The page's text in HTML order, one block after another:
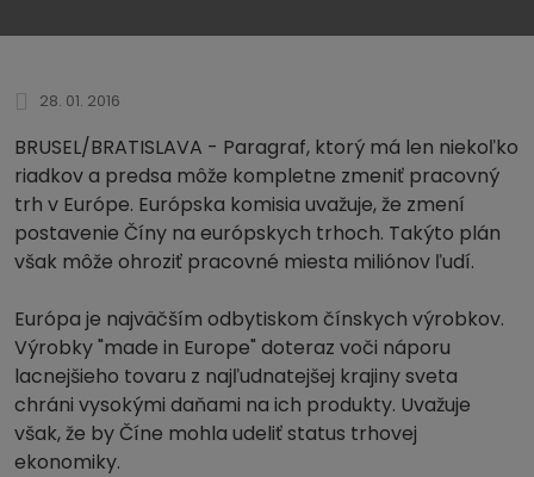
28. 01. 2016
BRUSEL/BRATISLAVA - Paragraf, ktorý má len niekoľko
riadkov a predsa môže kompletne zmeniť pracovný
trh v Európe. Európska komisia uvažuje, že zmení
postavenie Číny na európskych trhoch. Takýto plán
však môže ohroziť pracovné miesta miliónov ľudí.
Európa je najväčším odbytiskom čínskych výrobkov.
Výrobky "made in Europe" doteraz voči náporu
lacnejšieho tovaru z najľudnatejšej krajiny sveta
chráni vysokými daňami na ich produkty. Uvažuje
však, že by Číne mohla udeliť status trhovej
ekonomiky.